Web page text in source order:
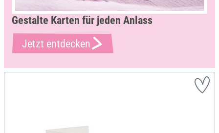
Gestalte Karten für jeden Anlass
Jetzt entdecken